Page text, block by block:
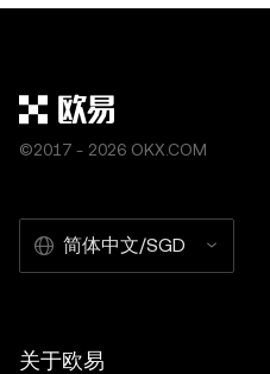
©2017 - 2026 OKX.COM
简体中文/SGD
关于欧易